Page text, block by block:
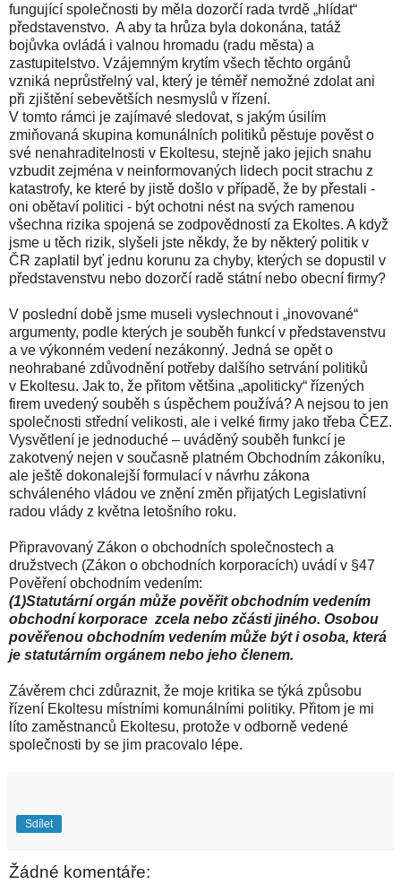
fungující společnosti by měla dozorčí rada tvrdě „hlídat“
představenstvo. A aby ta hrůza byla dokonána, tatáž
bojůvka ovládá i valnou hromadu (radu města) a
zastupitelstvo. Vzájemným krytím všech těchto orgánů
vzniká neprůstřelný val, který je téměř nemožné zdolat ani
při zjištění sebevětších nesmyslů v řízení.
V tomto rámci je zajímavé sledovat, s jakým úsilím
zmiňovaná skupina komunálních politiků pěstuje pověst o
své nenahraditelnosti v Ekoltesu, stejně jako jejich snahu
vzbudit zejména v neinformovaných lidech pocit strachu z
katastrofy, ke které by jistě došlo v případě, že by přestali -
oni obětaví politici - být ochotni nést na svých ramenou
všechna rizika spojená se zodpovědností za Ekoltes. A když
jsme u těch rizik, slyšeli jste někdy, že by některý politik v
ČR zaplatil byť jednu korunu za chyby, kterých se dopustil v
představenstvu nebo dozorčí radě státní nebo obecní firmy?
V poslední době jsme museli vyslechnout i „inovované“
argumenty, podle kterých je souběh funkcí v představenstvu
a ve výkonném vedení nezákonný. Jedná se opět o
neohrabané zdůvodnění potřeby dalšího setrvání politiků
v Ekoltesu. Jak to, že přitom většina „apoliticky“ řízených
firem uvedený souběh s úspěchem používá? A nejsou to jen
společnosti střední velikosti, ale i velké firmy jako třeba ČEZ.
Vysvětlení je jednoduché – uváděný souběh funkcí je
zakotvený nejen v současně platném Obchodním zákoníku,
ale ještě dokonalejší formulací v návrhu zákona
schváleného vládou ve znění změn přijatých Legislativní
radou vlády z května letošního roku.
Připravovaný Zákon o obchodních společnostech a
družstvech (Zákon o obchodních korporacích) uvádí v §47
Pověření obchodním vedením:
(1)Statutární orgán může pověřit obchodním vedením
obchodní korporace zcela nebo zčásti jiného. Osobou
pověřenou obchodním vedením může být i osoba, která
je statutárním orgánem nebo jeho členem.
Závěrem chci zdůraznit, že moje kritika se týká způsobu
řízení Ekoltesu místními komunálními politiky. Přitom je mi
líto zaměstnanců Ekoltesu, protože v odborně vedené
společnosti by se jim pracovalo lépe.
Sdílet
Žádné komentáře: